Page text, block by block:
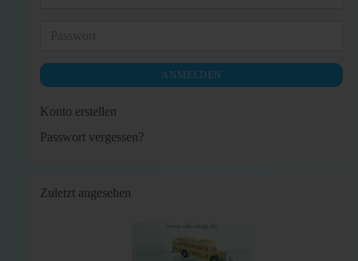
ANMELDEN
Konto erstellen
Passwort vergessen?
Zuletzt angesehen